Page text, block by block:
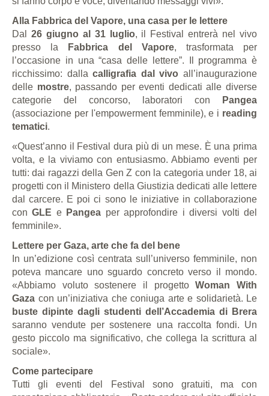
Alla Fabbrica del Vapore, una casa per le lettere
Dal 26 giugno al 31 luglio, il Festival entrerà nel vivo
presso la
Fabbrica del Vapore, trasformata per
l’occasione in una “casa delle lettere”. Il programma è
ricchissimo: dallacalligrafia dal vivo all’inaugurazione
delle mostre, passando per eventi dedicati alle diverse
categorie del concorso, laboratori con
Pangea
(associazione per l'empowerment femminile), e i reading
tematici.
«Quest’anno il Festival dura più di un mese. È una prima
volta, e la viviamo con entusiasmo. Abbiamo eventi per
tutti: dai ragazzi della Gen Z con la categoria under 18, ai
progetti con il Ministero della Giustizia dedicati alle lettere
dal carcere. E poi ci sono le iniziative in collaborazione
conGLE e Pangea per approfondire i diversi volti del
femminile».
Lettere per Gaza, arte che fa del bene
In un’edizione così centrata sull’universo femminile, non
poteva mancare uno sguardo concreto verso il mondo.
«Abbiamo voluto sostenere il progettoWoman With
Gaza con un’iniziativa che coniuga arte e solidarietà. Le
buste dipinte dagli studenti dell’Accademia di Brera
saranno vendute per sostenere una raccolta fondi. Un
gesto piccolo ma significativo, che collega la scrittura al
sociale».
Come partecipare
Tutti gli eventi del Festival sono gratuiti, ma con